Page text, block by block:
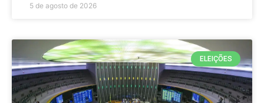
5 de agosto de 2026
ELEIÇÕES